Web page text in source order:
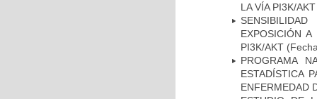
LA VÍA PI3K/
EXPOSICIÓN
PI3K/AKT
PROGRAMA
ESTADÍSTICA
ENFERMEDAD